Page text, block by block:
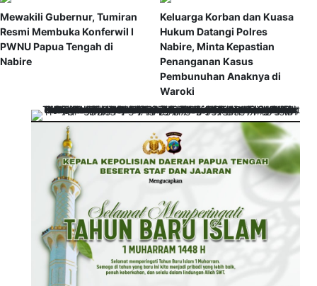
Mewakili Gubernur, Tumiran
Resmi Membuka Konferwil I
PWNU Papua Tengah di
Nabire
Keluarga Korban dan Kuasa
Hukum Datangi Polres
Nabire, Minta Kepastian
Penanganan Kasus
Pembunuhan Anaknya di
Waroki